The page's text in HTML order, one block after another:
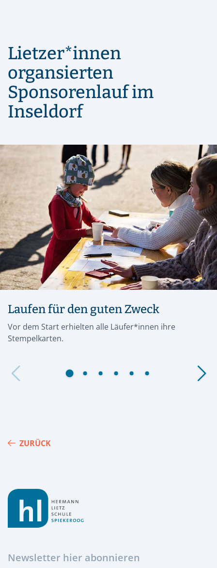
Lietzer*innen
organsierten
Sponsorenlauf im
Inseldorf
Laufen für den guten Zweck
Vor dem Start erhielten alle Läufer*innen ihre
Stempelkarten.
ZURÜCK
Newsletter hier abonnieren